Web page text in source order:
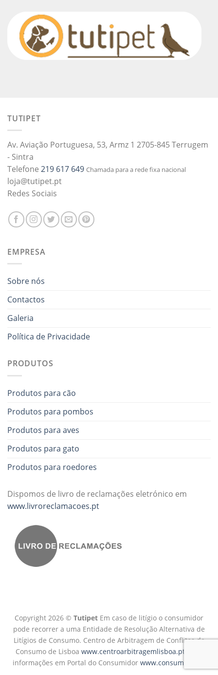
TUTIPET
Av. Aviação Portuguesa, 53, Armz 1 2705-845 Terrugem
- Sintra
Telefone 219 617 649 Chamada para a rede fixa nacional
loja@tutipet.pt
Redes Sociais
EMPRESA
Sobre nós
Contactos
Galeria
Política de Privacidade
PRODUTOS
Produtos para cão
Produtos para pombos
Produtos para aves
Produtos para gato
Produtos para roedores
Dispomos de livro de reclamações eletrónico em
www.livroreclamacoes.pt
Copyright 2026 © Tutipet Em caso de litígio o consumidor
pode recorrer a uma Entidade de Resolução Alternativa de
Litígios de Consumo. Centro de Arbitragem de Conflitos de
Consumo de Lisboa www.centroarbitragemlisboa.pt
informações em Portal do Consumidor www.consumidor.pt